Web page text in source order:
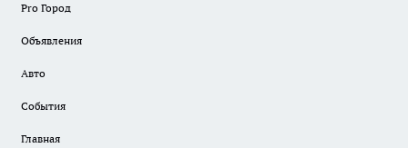
Pro Город
Объявления
Авто
События
Главная